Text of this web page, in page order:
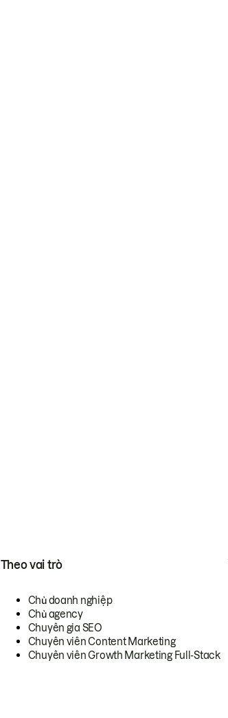
Theo vai trò
Chủ doanh nghiệp
Chủ agency
Chuyên gia SEO
Chuyên viên Content Marketing
Chuyên viên Growth Marketing Full-Stack